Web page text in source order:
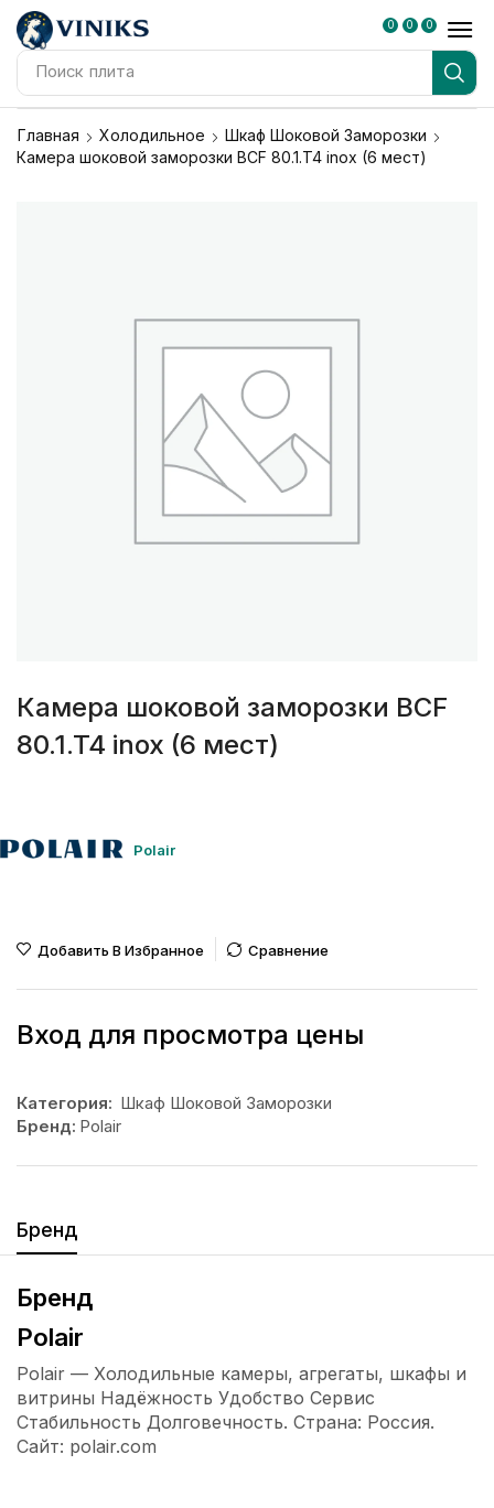
Поиск плита
0 0 0
Главная Холодильное
Шкаф Шоковой Заморозки
Камера шоковой заморозки BCF 80.1.T4 inox (6 мест)
Камера шоковой заморозки BCF
80.1.T4 inox (6 мест)
Polair
Добавить В Избранное Сравнение
Вход для просмотра цены
Категория: Шкаф Шоковой Заморозки
Бренд: Polair
Бренд
Бренд
Polair
Polair — Холодильные камеры, агрегаты, шкафы и
витрины Надёжность Удобство Сервис
Стабильность Долговечность. Страна: Россия.
Сайт: polair.com